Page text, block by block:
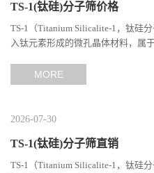
TS-1(钛硅)分子筛价格
TS-1（Titanium Silicalite-1，钛硅
入钛元素形成的微孔晶体材料，属
MORE
2026-07-30
TS-1(钛硅)分子筛直销
TS-1（Titanium Silicalite-1，钛硅